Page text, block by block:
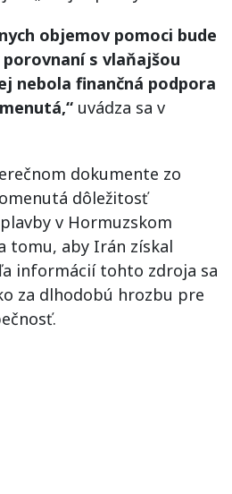
objemov pomoci bude
s vlaňajšou
nebola finančná podpora
uvádza sa v
dokumente zo
dôležitosť
v Hormuzskom
tomu, aby Irán získal
informácií tohto zdroja sa
za dlhodobú hrozbu pre